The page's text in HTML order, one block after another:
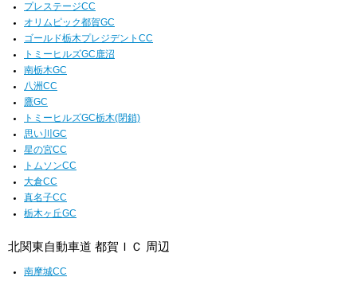
プレステージCC
オリムピック都賀GC
ゴールド栃木プレジデントCC
トミーヒルズGC鹿沼
南栃木GC
八洲CC
鷹GC
トミーヒルズGC栃木(閉鎖)
思い川GC
星の宮CC
トムソンCC
大倉CC
真名子CC
栃木ヶ丘GC
北関東自動車道 都賀ＩＣ 周辺
南摩城CC